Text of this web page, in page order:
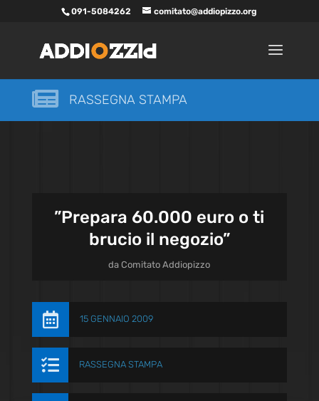
091-5084262 comitato@addiopizzo.org
 RASSEGNA STAMPA
”Prepara 60.000 euro o ti
brucio il negozio”
daComitato Addiopizzo
 15 GENNAIO 2009
 RASSEGNA STAMPA